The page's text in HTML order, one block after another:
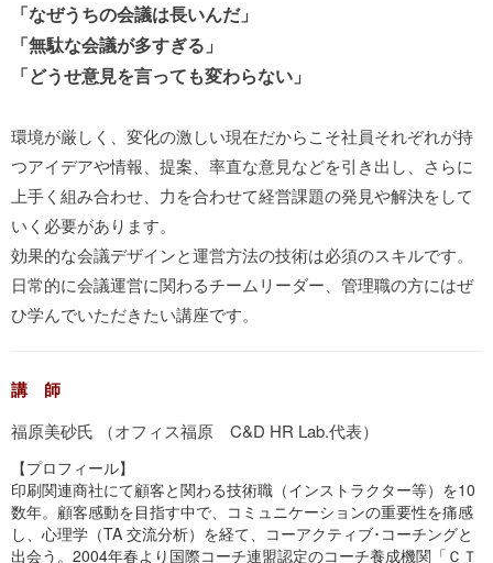
「なぜうちの会議は長いんだ」
「無駄な会議が多すぎる」
「どうせ意見を言っても変わらない」
環境が厳しく、変化の激しい現在だからこそ社員それぞれが持
つアイデアや情報、提案、率直な意見などを引き出し、さらに
上手く組み合わせ、力を合わせて経営課題の発見や解決をして
いく必要があります。
効果的な会議デザインと運営方法の技術は必須のスキルです。
日常的に会議運営に関わるチームリーダー、管理職の方にはぜ
ひ学んでいただきたい講座です。
講 師
福原美砂氏 （オフィス福原 C&D HR Lab.代表）
【プロフィール】
印刷関連商社にて顧客と関わる技術職（インストラクター等）を10
数年。顧客感動を目指す中で、コミュニケーションの重要性を痛感
し、心理学（TA 交流分析）を経て、コーアクティブ･コーチングと
出会う。2004年春より国際コーチ連盟認定のコーチ養成機関「ＣＴ